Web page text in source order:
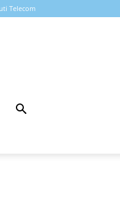
Telecom